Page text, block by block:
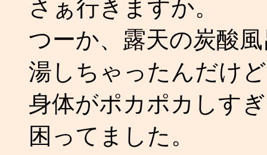
さぁ行きますか。
つーか、露天の炭酸
湯しちゃったんだけど
身体がポカポカしす
困ってました。